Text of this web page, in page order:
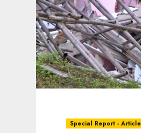
Special Report - Article